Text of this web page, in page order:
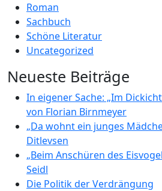
Roman
Sachbuch
Schöne Literatur
Uncategorized
Neueste Beiträge
In eigener Sache: „Im
von Florian Birnmeyer
„Da wohnt ein junges
Ditlevsen
„Beim Anschüren des
Seidl
Die Politik der Verdrängung